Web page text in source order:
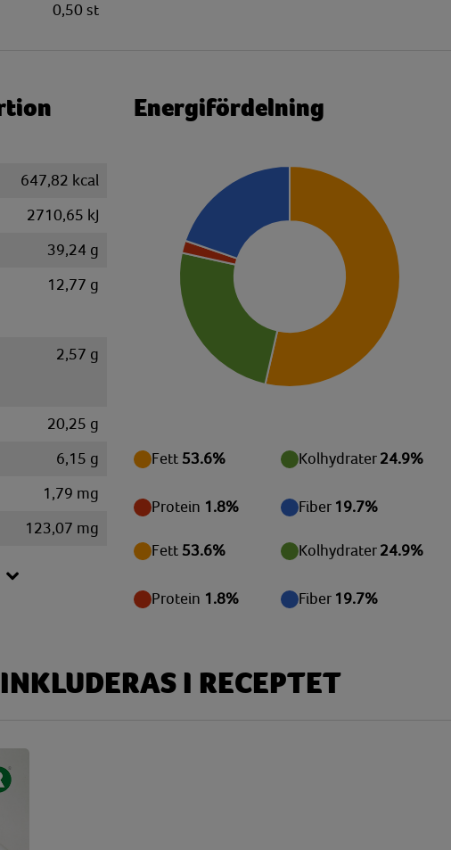
0,50 st
647,82 kcal
2710,65 kJ
39,24 g
12,77 g
2,57 g
20,25 g
6,15 g
1,79 mg
123,07 mg
Energifördelning
Fett 53.6% Kolhydrater 24.9%
Protein 1.8% Fiber 19.7%
Fett 53.6% Kolhydrater 24.9%
Protein 1.8% Fiber 19.7%
I RECEPTET